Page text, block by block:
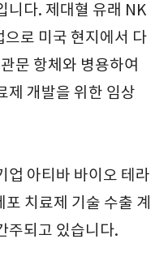
니다. 제대혈 유래 NK
로 미국 현지에서 다
문 항체와 병용하여
제 개발을 위한 임상
업 아티바 바이오 테라
치료제 기술 수출 계
주되고 있습니다.